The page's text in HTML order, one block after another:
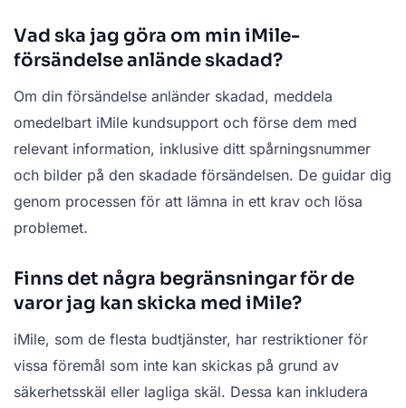
Vad ska jag göra om min iMile-
försändelse anlände skadad?
Om din försändelse anländer skadad, meddela
omedelbart iMile kundsupport och förse dem med
relevant information, inklusive ditt spårningsnummer
och bilder på den skadade försändelsen. De guidar dig
genom processen för att lämna in ett krav och lösa
problemet.
Finns det några begränsningar för de
varor jag kan skicka med iMile?
iMile, som de flesta budtjänster, har restriktioner för
vissa föremål som inte kan skickas på grund av
säkerhetsskäl eller lagliga skäl. Dessa kan inkludera